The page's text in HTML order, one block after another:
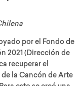
por el Fondo de
2021 (Dirección de
recuperar el
la Cancón de Arte